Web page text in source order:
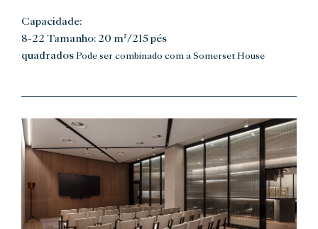
Capacidade:
8-22 Tamanho: 20 m²/215 pés
quadrados Pode ser combinado com a Somerset House